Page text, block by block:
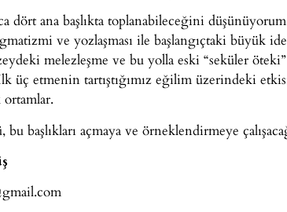
dört ana başlıkta toplanabileceğini
ve yozlaşması ile başlangıçtaki büyük
melezleşme ve bu yolla eski “seküler
üç etmenin tartıştığımız eğilim üzerindeki
bu başlıkları açmaya ve örneklendirmeye